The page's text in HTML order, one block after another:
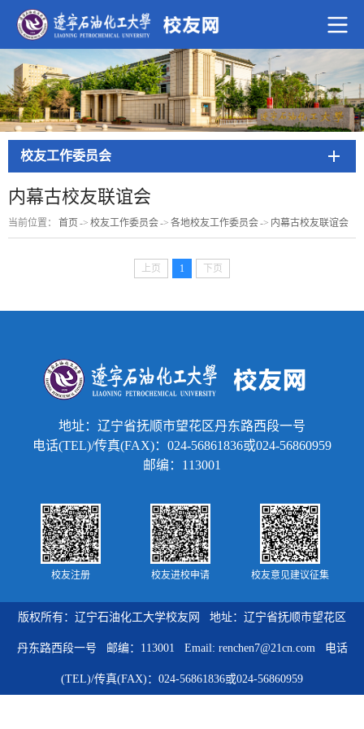
校友工作委员会
内幕古校友联谊会
当前位置： 首页-> 校友工作委员会-> 各地校友工作委员会-> 内幕古校友联谊会
上页 1 下页
地址：辽宁省抚顺市望花区丹东路西段一号
电话(TEL)/传真(FAX)：024-56861836或024-56860959
邮编：113001
校友注册 校友进校申请 校友意见建议征集
版权所有：辽宁石油化工大学校友网 地址：辽宁省抚顺市望花区
丹东路西段一号 邮编：113001 Email: renchen7@21cn.com 电话
(TEL)/传真(FAX)：024-56861836或024-56860959